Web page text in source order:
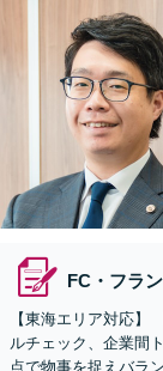
FC・フラ
【東海エリア対応】
ルチェック、企業間
点で物事を捉えバラ